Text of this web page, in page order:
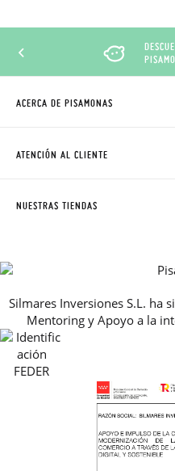
ACERCA DE PISAMONAS
CÓMO COMPRAR
AVISO LEGAL, PRIVACIDAD Y
GUIA DE TALLAS
REBAJAS
ATENCIÓN AL CLIENTE
NUESTRAS TIENDAS
Silmares Inversiones S.L. ha
Mentoring y Apoyo a la